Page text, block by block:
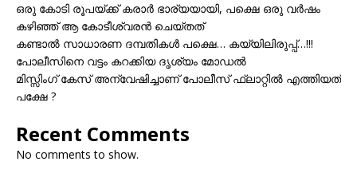
ഒരു കോടി രൂപയ്ക്ക് കരാർ ഭാര്യയായി, പക്ഷെ ഒരു വർഷം
കഴിഞ്ഞ് ആ കോടീശ്വരൻ ചെയ്തത്
കണ്ടാൽ സാധാരണ ദമ്പതികൾ പക്ഷെ… കയ്യിലിരുപ്പ്…!!!
പോലീസിനെ വട്ടം കറക്കിയ ദൃശ്യം മോഡല്‍
മിസ്സിംഗ് കേസ് അന്വേഷിച്ചാണ് പോലീസ് ഫ്ലാറ്റിൽ എത്തിയത്
പക്ഷേ ?
Recent Comments
No comments to show.